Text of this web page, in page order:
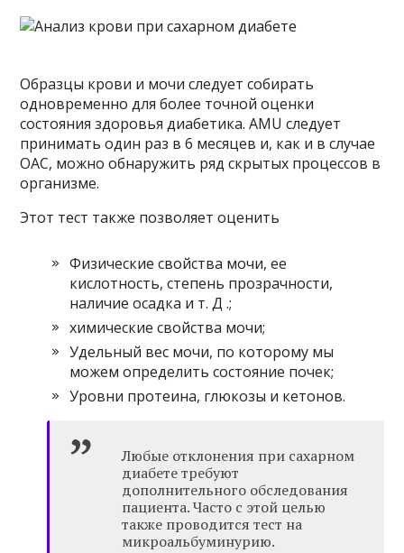
Образцы крови и мочи следует собирать
одновременно для более точной оценки
состояния здоровья диабетика. AMU следует
принимать один раз в 6 месяцев и, как и в случае
OAC, можно обнаружить ряд скрытых процессов в
организме.
Этот тест также позволяет оценить
Физические свойства мочи, ее
кислотность, степень прозрачности,
наличие осадка и т. Д .;
химические свойства мочи;
Удельный вес мочи, по которому мы
можем определить состояние почек;
Уровни протеина, глюкозы и кетонов.
Любые отклонения при сахарном
диабете требуют
дополнительного обследования
пациента. Часто с этой целью
также проводится тест на
микроальбуминурию.